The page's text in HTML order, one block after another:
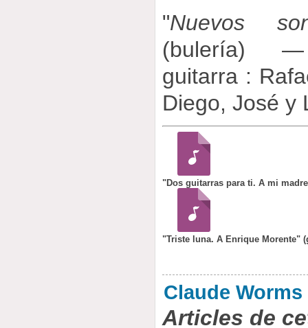
"Nuevos
(bulería)
guitarra :
Diego, José y
"Dos guitarras para ti. A mi
"Triste luna. A Enrique Morente"
Claude Worms
Articles de